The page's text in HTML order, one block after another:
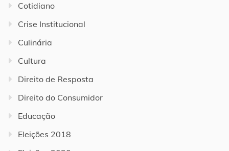
Cotidiano
Crise Institucional
Culinária
Cultura
Direito de Resposta
Direito do Consumidor
Educação
Eleições 2018